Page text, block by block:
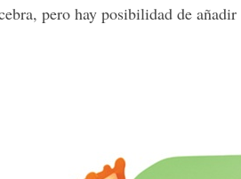
pero hay posibilidad de